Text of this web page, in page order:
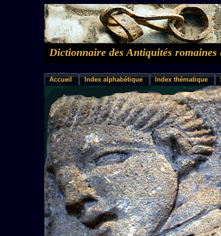
Dictionnaire des Antiquités romaines
Accueil Index alphabétique Index thématique